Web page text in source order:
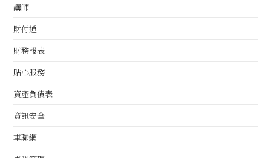
講師
財付通
財務報表
貼心服務
資產負債表
資訊安全
車聯網